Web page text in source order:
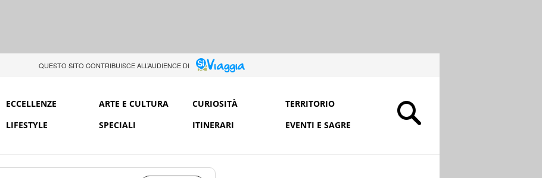
QUESTO SITO CONTRIBUISCE ALL’AUDIENCE DI
ECCELLENZE ARTE E CULTURA CURIOSITÀ
TERRITORIO
LIFESTYLE
SPECIALI ITINERARI EVENTI E SAGRE